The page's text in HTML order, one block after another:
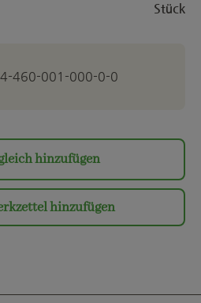
Stück
460-001-000-0-0
hinzufügen
hinzufügen